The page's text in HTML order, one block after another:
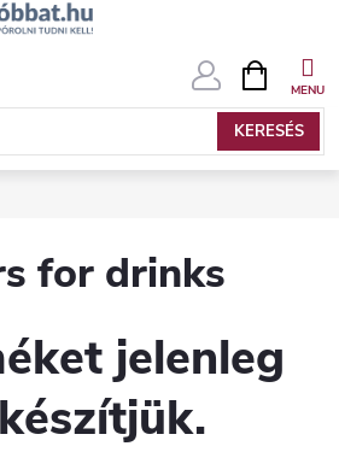
KERESÉS
KOSÁR
for drinks
jelenleg